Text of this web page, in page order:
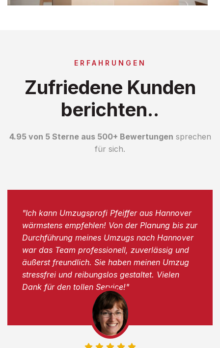
ERFAHRUNGEN
Zufriedene Kunden
berichten..
4.95 von 5 Sterne aus 500+ Bewertungen sprechen
für sich.
"Ich kann Umzugsprofi Pfeiffer aus Hannover
wärmstens empfehlen! Von der Planung bis zur
Durchführung meines Umzugs nach Hannover
war das Team professionell, zuverlässig und
äußerst freundlich. Sie haben meinen Umzug
stressfrei und reibungslos gestaltet. Vielen
Dank für den tollen Service!"